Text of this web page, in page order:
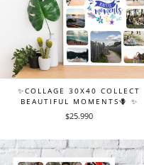
✨COLLAGE 30X40 COLLECT
BEAUTIFUL MOMENTS🪻 ✨
$25.990